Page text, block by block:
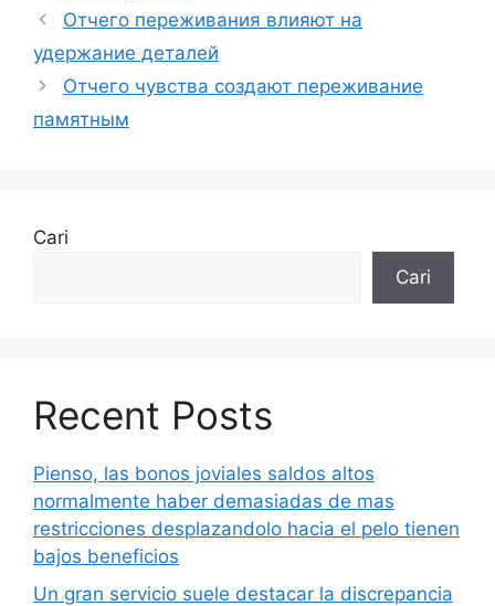
Отчего переживания влияют на
удержание деталей
Отчего чувства создают переживание
памятным
Cari
Cari
Recent Posts
Pienso, las bonos joviales saldos altos
normalmente haber demasiadas de mas
restricciones desplazandolo hacia el pelo tienen
bajos beneficios
Un gran servicio suele destacar la discrepancia